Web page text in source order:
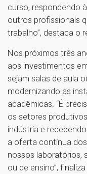
curso, respondendo
outros profissionais
trabalho”, destaca o
Nos próximos três
aos investimentos
sejam salas de aula
modernizando as
acadêmicas. “É
os setores
indústria e
a oferta contínua
nossos laboratórios,
ou de ensino”,